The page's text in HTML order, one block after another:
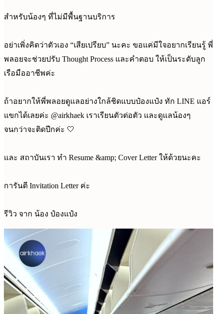
สำหรับน้องๆ ที่ไม่มีพื้นฐานบริการ
อย่าเพิ่งคิดว่าตัวเอง “เสียเปรียบ” นะคะ ขอแค่มีใจอยากเรียนรู้ พี่
พลอยจะช่วยปรับ Thought Process และคำตอบ ให้เป็นระดับลูก
เรือมืออาชีพค่ะ
ถ้าอยากให้พี่พลอยดูแลอย่างใกล้ชิดแบบป๋องแป๋ง ทัก LINE แอร์
แขกได้เลยค่ะ @airkhaek เราเรียนตัวต่อตัว และดูแลน้องๆ
จนกว่าจะติดปีกค่ะ 🤍
และ สถาบันเรา ทำ Resume &amp; Cover Letter ให้ด้วยนะคะ
การันตี Invitation Letter ค่ะ
รีวิว จาก น้อง ป๋องแป๋ง